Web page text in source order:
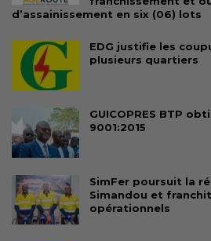
d’assainissement en six (06) lots
EDG justifie les
plusieurs quartiers
GUICOPRES BTP
9001:2015
SimFer poursuit la
Simandou et
opérationnels